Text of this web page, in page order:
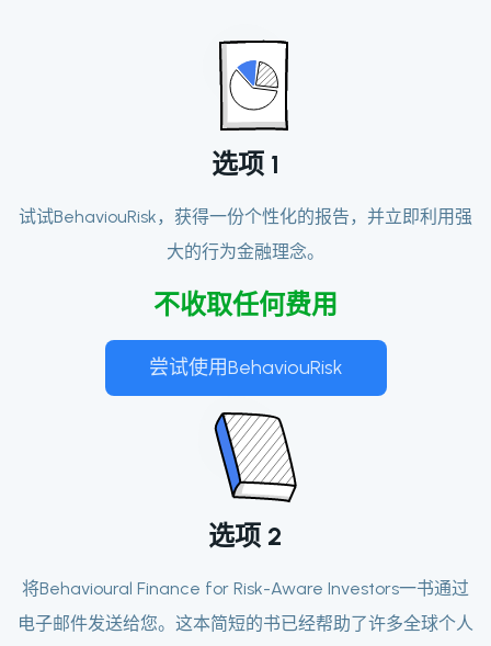
选项 1
试试BehaviouRisk，获得一份个性化的报告，并立即利用强
大的行为金融理念。
不收取任何费用
尝试使用BehaviouRisk
选项 2
将Behavioural Finance for Risk-Aware Investors一书通过
电子邮件发送给您。这本简短的书已经帮助了许多全球个人